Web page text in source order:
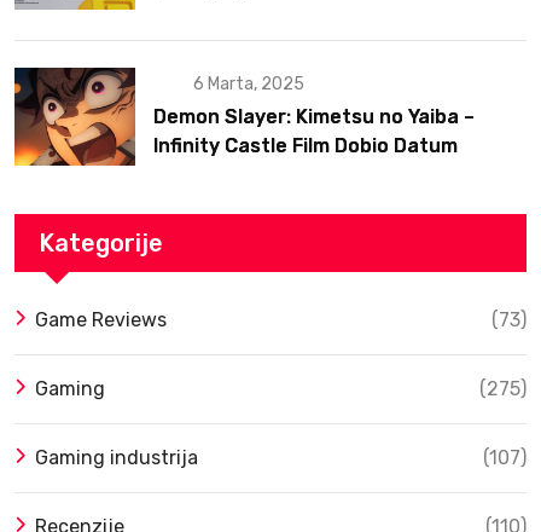
6 Marta, 2025
Demon Slayer: Kimetsu no Yaiba –
Infinity Castle Film Dobio Datum
Kategorije
Game Reviews (73)
Gaming (275)
Gaming industrija (107)
Recenzije (110)